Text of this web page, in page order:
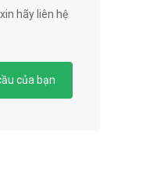
hãy liên hệ
của bạn